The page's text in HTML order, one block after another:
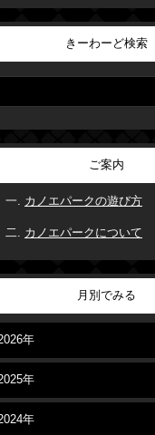
きーわーど検索
ご案内
カノエパークの遊び方
カノエパークについて
月別でみる
年
年
年